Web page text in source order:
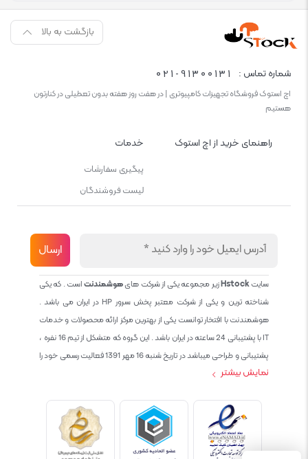
بازگشت به بالا
شماره تماس : 021-91300131
اچ استوک فروشگاه تجهیزات کامپیوتری | در هفت روز هفته بدون تعطیلی در کنارتون
هستیم
راهنمای خرید از اچ استوک خدمات
پیگیری سفارشات
لیست فروشندگان
سایتHstockزیر مجموعه یکی از شرکت هایهوشمندنتاست . که یکی
شناخته ترین و یکی از شرکت معتبر پخش سرور HP در ایران می باشد .
هوشمندنت با افتخار توانست یکی از بهترین مرکز ارائه محصولات و خدمات
IT با پشتیبانی 24 ساعته در ایران باشد . این گروه که متشکل از تیم 16 نفره ،
پشتیبانی و طراحی میباشد در تاریخ شنبه 16 مهر 1391 فعالیت رسمی خود را
بوده و هست و تمام تلاش ما خدماتی کامل و بدون عیب به تمام مشتریان
عزیز میباشد حال با توجه به در خواست مشتریان و همکاران سعی کردیم
سایتی اماده کنیم که تمام مشتریان عزیزمان با خیال راحت تمام محصولات
نمایش بیشتر